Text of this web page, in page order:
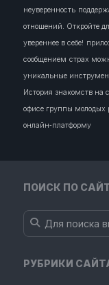
ПОИСК ПО
РУБРИКИ
неуверенность
отношений. Откройте
увереннее в себе!
сообщением страх
уникальные
История знакомств на
офисе группы молодых
онлайн‑платформу